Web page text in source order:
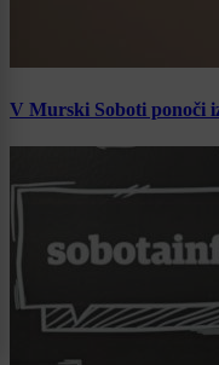
V Murski Soboti ponoči